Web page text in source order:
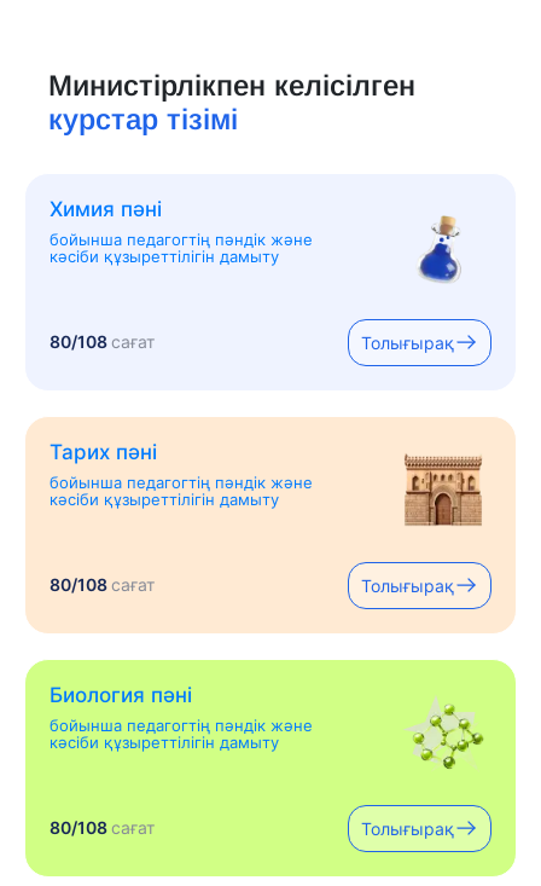
Министірлікпен келісілген
курстар тізімі
Химия пәні
бойынша педагогтің пәндік және
кәсіби құзыреттілігін дамыту
80/108сағат Толығырақ
Тарих пәні
бойынша педагогтің пәндік және
кәсіби құзыреттілігін дамыту
80/108сағат Толығырақ
Биология пәні
бойынша педагогтің пәндік және
кәсіби құзыреттілігін дамыту
80/108сағат Толығырақ